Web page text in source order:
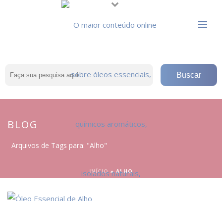
BLOG
Arquivos de Tags para: "Alho"
INÍCIO»ALHO